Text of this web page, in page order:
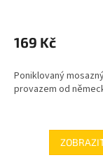
169 Kč
Poniklovaný
provazem od